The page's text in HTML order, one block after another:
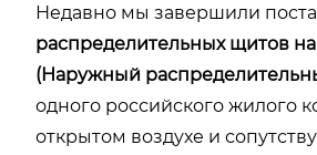
Недавно мы завершили
распределительных щитов
(Наружный
одного российского жилого
открытом воздухе и